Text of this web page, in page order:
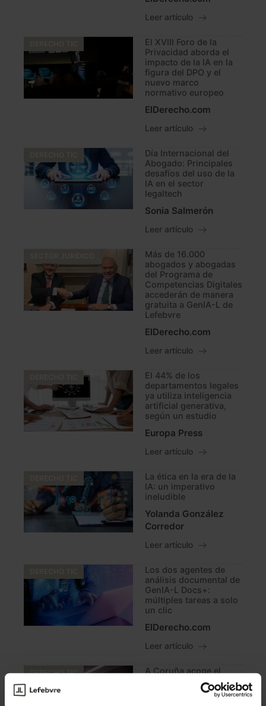
Leer artículo
El XVIII Foro de la
Privacidad aborda el
impacto de la IA en la
figura del DPO y el
nuevo marco
normativo europeo
ElDerecho.com
Leer artículo
Día Internacional del
Abogado: Principales
desafíos del uso de la
IA en el sector
legaltech
Sonia Salmerón
Leer artículo
Más de 16.000
abogados y abogadas
del Programa de
Competencias Digitales
accederán de manera
gratuita a GenIA-L de
Lefebvre
ElDerecho.com
Leer artículo
El 44% de los
departamentos legales
ya utiliza inteligencia
artificial generativa,
según un estudio
Europa Press
Leer artículo
La ética en la era de la
IA: un imperativo
ineludible
Yolanda González
Corredor
Leer artículo
Los dos agentes de
análisis documental de
GenIA-L Docs+:
múltiples tareas a solo
un clic
ElDerecho.com
Leer artículo
A Coruña acoge el
mayor evento de
privacidad en España
en un momento clave
DERECHO TIC